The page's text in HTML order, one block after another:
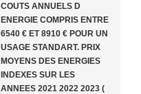
COUTS ANNUELS D
ENERGIE COMPRIS ENTRE
6540 € ET 8910 € POUR UN
USAGE STANDART. PRIX
MOYENS DES ENERGIES
INDEXES SUR LES
ANNEES 2021 2022 2023 (